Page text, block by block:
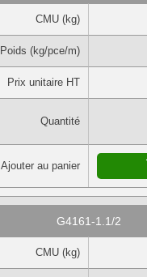
CMU (kg)
Poids (kg/pce/m)
Prix unitaire HT
Quantité
Ajouter au panier
G4161-1.1/2
CMU (kg)